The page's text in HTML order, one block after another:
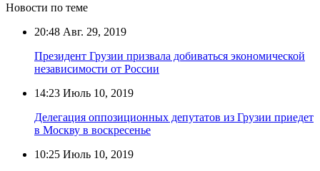
Новости по теме
20:48 Авг. 29, 2019
Президент Грузии призвала добиваться экономической
независимости от России
14:23 Июль 10, 2019
Делегация оппозиционных депутатов из Грузии приедет
в Москву в воскресенье
10:25 Июль 10, 2019